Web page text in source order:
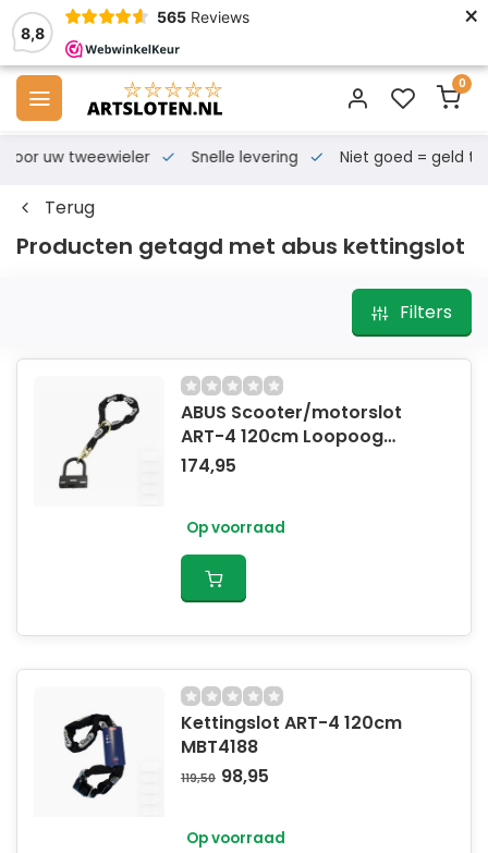
8,8
565 Reviews ×
0
voor uw tweewieler Snelle levering Niet goed = geld
Terug
Producten getagd met abus kettingslot
Filters
ABUS Scooter/motorslot
ART-4 120cm Loopoog
MBT4080
174,95
Op voorraad
Kettingslot ART-4 120cm
MBT4188
119,50 98,95
Op voorraad